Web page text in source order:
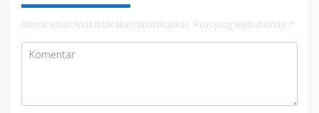
Alamat email Anda tidak akan dipublikasikan. Ruas yang wajib ditandai *